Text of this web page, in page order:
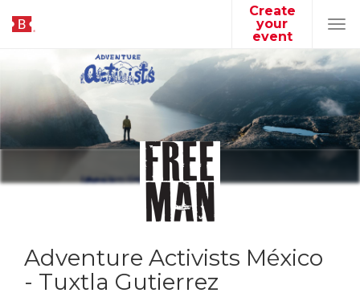
Create
your
event
Adventure Activists México
- Tuxtla Gutierrez